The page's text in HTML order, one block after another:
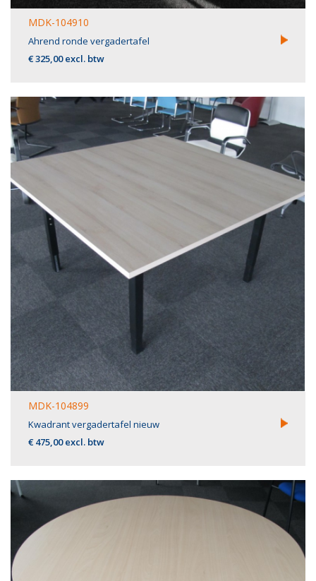
MDK-104910
Ahrend ronde vergadertafel
€ 325,00 excl. btw
MDK-104899
Kwadrant vergadertafel nieuw
€ 475,00 excl. btw